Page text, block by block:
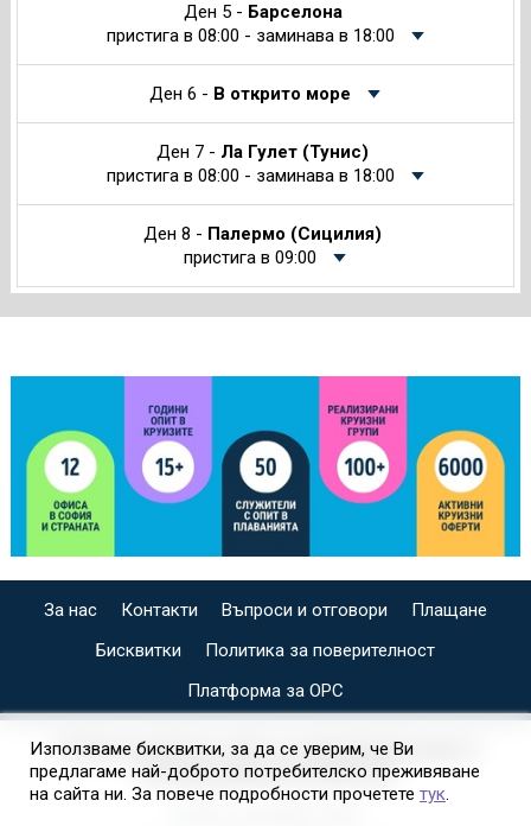
Ден 5 - Барселона
пристига в 08:00 - заминава в 18:00
Ден 6 - В открито море
Ден 7 - Ла Гулет (Тунис)
пристига в 08:00 - заминава в 18:00
Ден 8 - Палермо (Сицилия)
пристига в 09:00
За нас Контакти Въпроси и отговори
Плащане
Бисквитки
Политика за поверителност
Платформа за ОРС
СПЕЦИАЛИЗИРАН САЙТ ЗА ИНДИВИДУАЛНИ И
ОРГАНИЗИРАНИ КРУИЗИ НА
Използваме бисквитки, за да се уверим, че Ви
предлагаме най-доброто потребителско преживяване
на сайта ни. За повече подробности прочетете тук.